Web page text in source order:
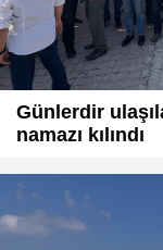
Günlerdir
namazı kılındı